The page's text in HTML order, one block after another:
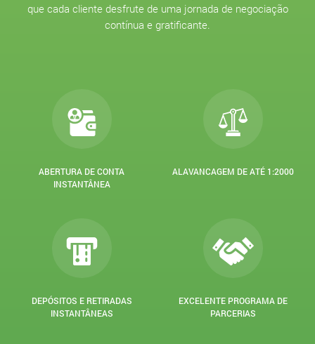
que cada cliente desfrute de uma jornada de negociação
contínua e gratificante.
ABERTURA DE CONTA
INSTANTÂNEA
ALAVANCAGEM DE ATÉ 1:2000
DEPÓSITOS E RETIRADAS
INSTANTÂNEAS
EXCELENTE PROGRAMA DE
PARCERIAS